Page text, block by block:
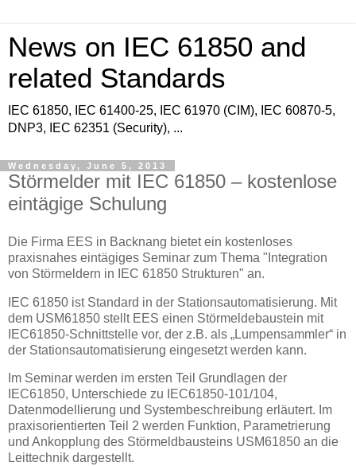
News on IEC 61850 and
related Standards
IEC 61850, IEC 61400-25, IEC 61970 (CIM), IEC 60870-5,
DNP3, IEC 62351 (Security), ...
Wednesday, June 5, 2013
Störmelder mit IEC 61850 – kostenlose
eintägige Schulung
Die Firma EES in Backnang bietet ein kostenloses
praxisnahes eintägiges Seminar zum Thema "Integration
von Störmeldern in IEC 61850 Strukturen" an.
IEC 61850 ist Standard in der Stationsautomatisierung. Mit
dem USM61850 stellt EES einen Störmeldebaustein mit
IEC61850-Schnittstelle vor, der z.B. als „Lumpensammler“ in
der Stationsautomatisierung eingesetzt werden kann.
Im Seminar werden im ersten Teil Grundlagen der
IEC61850, Unterschiede zu IEC61850-101/104,
Datenmodellierung und Systembeschreibung erläutert. Im
praxisorientierten Teil 2 werden Funktion, Parametrierung
und Ankopplung des Störmeldbausteins USM61850 an die
Leittechnik dargestellt.